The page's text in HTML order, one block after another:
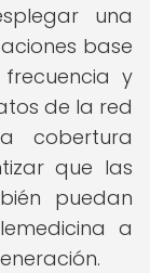
una
base
y
de la red
cobertura
que las
puedan
a